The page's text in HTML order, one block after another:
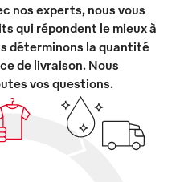
nos experts, nous vous
qui répondent le mieux à
déterminons la quantité
de livraison. Nous
vos questions.